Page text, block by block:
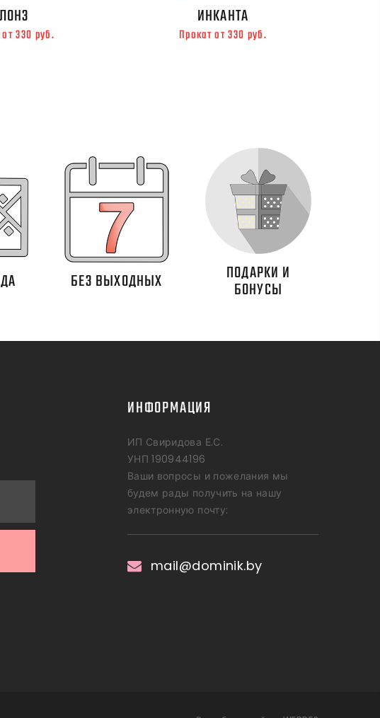
330 руб.
ИНКАНТА
Прокат от 330 руб.
БЕЗ ВЫХОДНЫХ
ПОДАРКИ И
БОНУСЫ
ИНФОРМАЦИЯ
ИП Свиридова Е.С.
УНП 190944196
Ваши вопросы и пожелания мы
будем рады получить на нашу
электронную почту:
mail@dominik.by